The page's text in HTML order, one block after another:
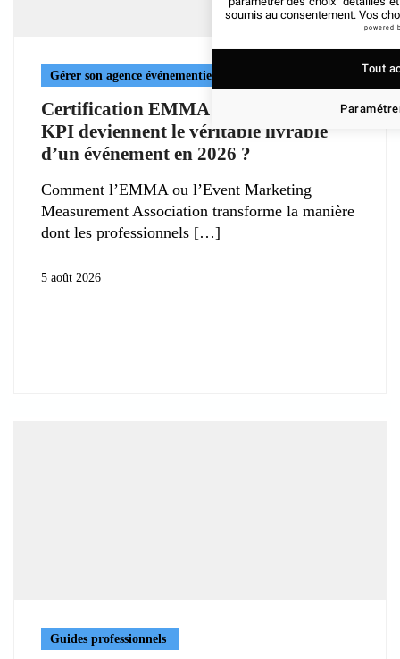
Gérer son agence événementielle
Certification EMMA : Pourquoi les
KPI deviennent le véritable livrable
d’un événement en 2026 ?
Comment l’EMMA ou l’Event Marketing
Measurement Association transforme la manière
dont les professionnels
5 août 2026
Guides professionnels
soumis au consentement. Vos
powered
Tout